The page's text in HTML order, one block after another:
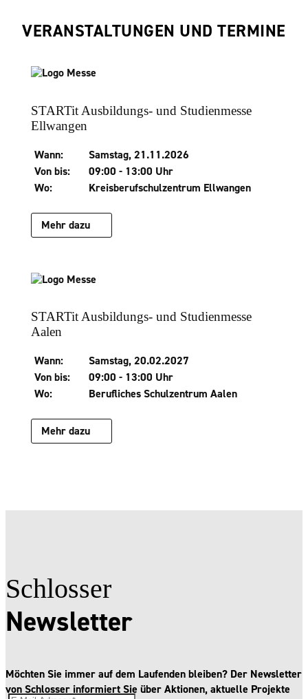
VERANSTALTUNGEN UND TERMINE
STARTit Ausbildungs- und Studienmesse
Ellwangen
Wann:
Samstag, 21.11.2026
Von bis:
09:00 - 13:00 Uhr
Wo:
Kreisberufschulzentrum Ellwangen
Mehr dazu
STARTit Ausbildungs- und Studienmesse
Aalen
Wann:
Samstag, 20.02.2027
Von bis:
09:00 - 13:00 Uhr
Wo:
Berufliches Schulzentrum Aalen
Mehr dazu
Schlosser
Newsletter
Möchten Sie immer auf dem Laufenden bleiben? Der Newsletter
von Schlosser informiert Sie über Aktionen, aktuelle Projekte